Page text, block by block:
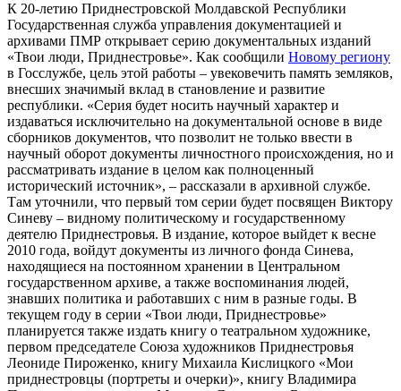
К 20-летию Приднестровской Молдавской Республики
Государственная служба управления документацией и
архивами ПМР открывает серию документальных изданий
«Твои люди, Приднестровье». Как сообщили Новому региону
в Госслужбе, цель этой работы – увековечить память земляков,
внесших значимый вклад в становление и развитие
республики. «Серия будет носить научный характер и
издаваться исключительно на документальной основе в виде
сборников документов, что позволит не только ввести в
научный оборот документы личностного происхождения, но и
рассматривать издание в целом как полноценный
исторический источник», – рассказали в архивной службе.
Там уточнили, что первый том серии будет посвящен Виктору
Синеву – видному политическому и государственному
деятелю Приднестровья. В издание, которое выйдет к весне
2010 года, войдут документы из личного фонда Синева,
находящиеся на постоянном хранении в Центральном
государственном архиве, а также воспоминания людей,
знавших политика и работавших с ним в разные годы. В
текущем году в серии «Твои люди, Приднестровье»
планируется также издать книгу о театральном художнике,
первом председателе Союза художников Приднестровья
Леониде Пироженко, книгу Михаила Кислицкого «Мои
приднестровцы (портреты и очерки)», книгу Владимира